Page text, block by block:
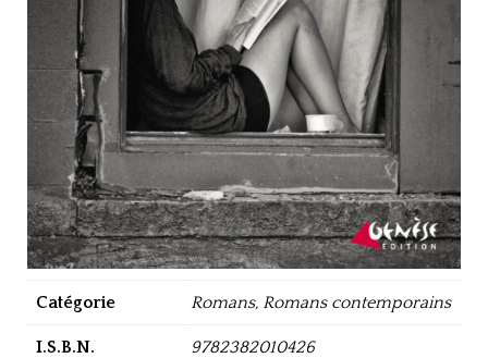
Catégorie Romans, Romans contemporains
I.S.B.N. 9782382010426